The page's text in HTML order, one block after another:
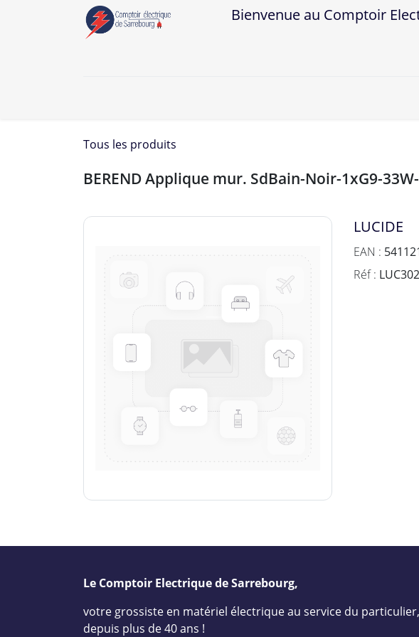
Bienvenue au Comptoir
Tous les produits
BEREND Applique mur. SdBain-Noir-1xG9-
LUCIDE
EAN :
Réf :
Le Comptoir Electrique de Sarrebourg,
votre grossiste en matériel électrique au service du
depuis plus de 40 ans !